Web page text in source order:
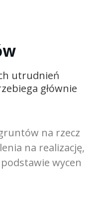
utrudnień
głównie
na rzecz
na realizację,
wycen